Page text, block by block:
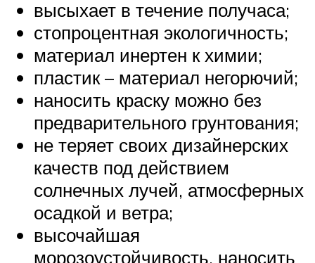
высыхает в течение получаса;
стопроцентная экологичность;
материал инертен к химии;
пластик – материал негорючий;
наносить краску можно без
предварительного грунтования;
не теряет своих дизайнерских
качеств под действием
солнечных лучей, атмосферных
осадкой и ветра;
высочайшая
морозоустойчивость, наносить